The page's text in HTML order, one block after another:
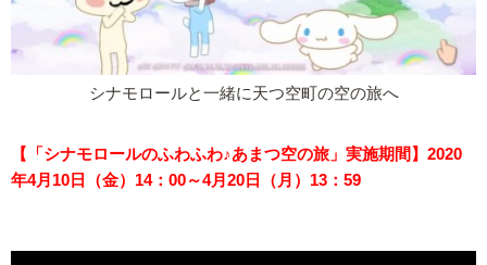
シナモロールと一緒に天つ空町の空の旅へ
【「シナモロールのふわふわ♪あまつ空の旅」実施期間】2020
年4月10日（金）14：00～4月20日（月）13：59